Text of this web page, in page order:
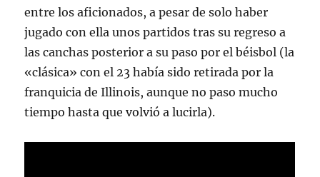
entre los aficionados, a pesar de solo haber
jugado con ella unos partidos tras su regreso a
las canchas posterior a su paso por el béisbol (la
«clásica» con el 23 había sido retirada por la
franquicia de Illinois, aunque no paso mucho
tiempo hasta que volvió a lucirla).